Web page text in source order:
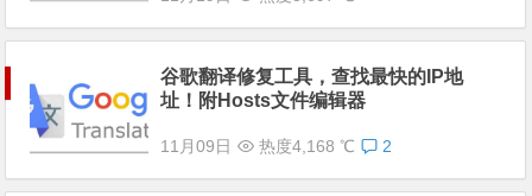
谷歌翻译修复工具，查找最快的IP地
址！附Hosts文件编辑器
11月09日 热度4,168 ℃ 2